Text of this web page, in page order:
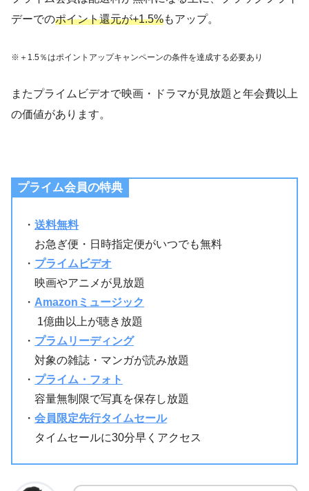
デーでのポイント還元が+1.5%もアップ。
※＋1.5％はポイントアップキャンペーンの条件を達成する必要あり
またプライムビデオで映画・ドラマが見放題と年会費以上
の価値があります。
プライム会員の特典
・ 送料無料
お急ぎ便・日時指定便がいつでも無料
・ プライムビデオ
映画やアニメが見放題
・ Amazonミュージック
1億曲以上が聴き放題
・ プラムリーディング
対象の雑誌・マンガが読み放題
・ プライム・フォト
容量無制限で写真を保存し放題
・ 会員限定先行タイムセール
タイムセールに30分早くアクセス